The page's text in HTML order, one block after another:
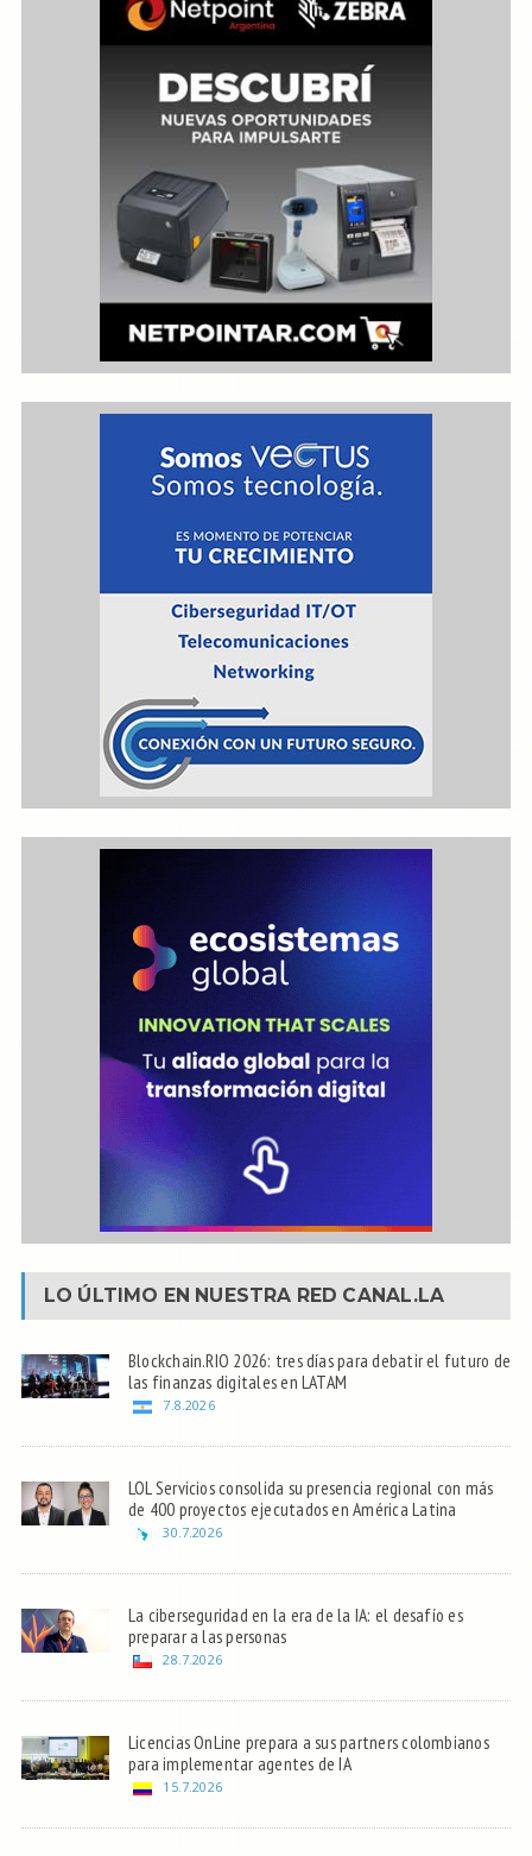
LO ÚLTIMO EN NUESTRA RED CANAL.LA
Blockchain.RIO 2026: tres días para debatir el futuro de
las finanzas digitales en LATAM
7.8.2026
LOL Servicios consolida su presencia regional con más
de 400 proyectos ejecutados en América Latina
30.7.2026
La ciberseguridad en la era de la IA: el desafío es
preparar a las personas
28.7.2026
Licencias OnLine prepara a sus partners colombianos
para implementar agentes de IA
15.7.2026